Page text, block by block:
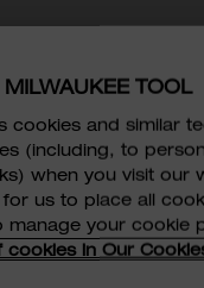
18.3m​
程 6m​
TOOL
cookies and similar
(including, to
when you visit our
us to place all
manage your cookie
in Our